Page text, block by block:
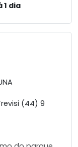
1 dia
(44) 9